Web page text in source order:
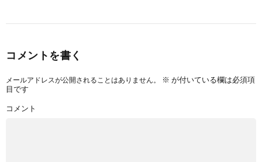
コメントを書く
メールアドレスが公開されることはありません。 ※ が付いている欄は必須項
目です
コメント